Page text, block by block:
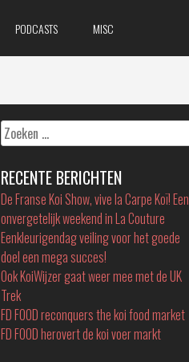
PODCASTS MISC
Zoeken
naar:
RECENTE BERICHTEN
De Franse Koi Show, vive la Carpe Koï! Een
onvergetelijk weekend in La Couture
Eenkleurigendag veiling voor het goede
doel een mega succes!
Ook KoiWijzer gaat weer mee met de UK
Trek
FD FOOD reconquers the koi food market
FD FOOD herovert de koi voer markt